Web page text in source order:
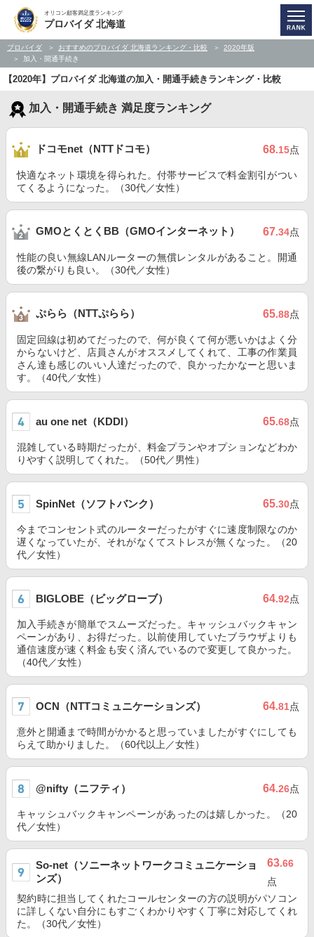
オリコン顧客満足度ランキング
プロバイダ 北海道
プロバイダ おすすめのプロバイダ 北海道ランキング・比較
2020年版
加入・開通手続き
【2020年】プロバイダ 北海道の加入・開通手続きランキング・比較
加入・開通手続き 満足度ランキング
ドコモnet（NTTドコモ） 68.15点
快適なネット環境を得られた。付帯サービスで料金割引がつい
てくるようになった。（30代／女性）
GMOとくとくBB（GMOインターネット） 67.34点
性能の良い無線LANルーターの無償レンタルがあること。開通
後の繋がりも良い。（30代／女性）
ぷらら（NTTぷらら） 65.88点
固定回線は初めてだったので、何が良くて何が悪いかはよく分
からないけど、店員さんがオススメしてくれて、工事の作業員
さん達も感じのいい人達だったので、良かったかなーと思いま
す。（40代／女性）
au one net（KDDI） 65.68点
混雑している時期だったが、料金プランやオプションなどわか
りやすく説明してくれた。（50代／男性）
SpinNet（ソフトバンク） 65.30点
今までコンセント式のルーターだったがすぐに速度制限なのか
遅くなっていたが、それがなくてストレスが無くなった。（20
代／女性）
BIGLOBE（ビッグローブ） 64.92点
加入手続きが簡単でスムーズだった。キャッシュバックキャン
ペーンがあり、お得だった。以前使用していたブラウザよりも
通信速度が速く料金も安く済んでいるので変更して良かった。
（40代／女性）
OCN（NTTコミュニケーションズ） 64.81点
意外と開通まで時間がかかると思っていましたがすぐにしても
らえて助かりました。（60代以上／女性）
@nifty（ニフティ） 64.26点
キャッシュバックキャンペーンがあったのは嬉しかった。（20
代／女性）
So-net（ソニーネットワークコミュニケーショ
ンズ）
63.66
点
契約時に担当してくれたコールセンターの方の説明がパソコン
に詳しくない自分にもすごくわかりやすく丁寧に対応してくれ
た。（30代／女性）